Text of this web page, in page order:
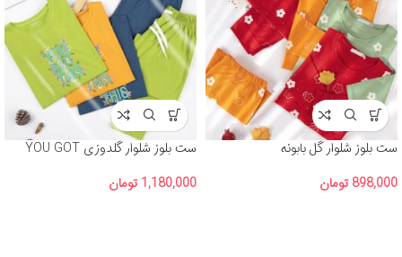
ست بلوز شلوار گل بابونه
898,000 تومان
ست بلوز شلوار گلدوزی YOU GOT
1,180,000 تومان